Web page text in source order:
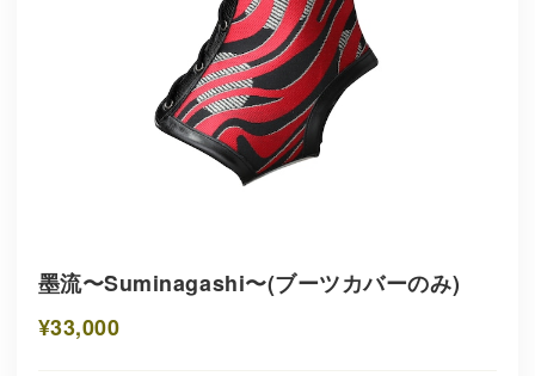
墨流〜Suminagashi〜(ブーツカバーのみ)
¥33,000